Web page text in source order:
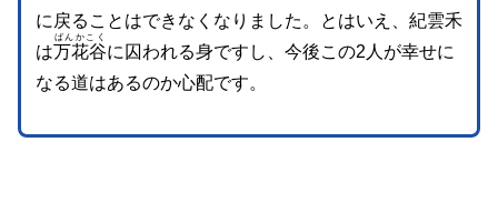
に戻ることはできなくなりました。とはいえ、紀雲禾
は万花谷
ばんかこく
に囚われる身ですし、今後この2人が幸せに
なる道はあるのか心配です。